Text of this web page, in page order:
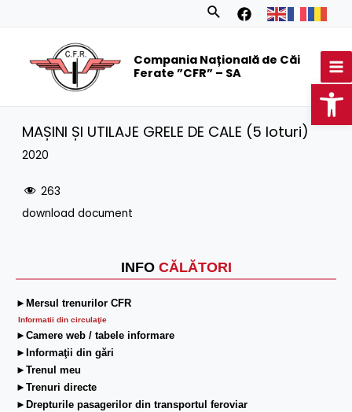
Search
Compania Națională de Căi
Ferate ”CFR” – SA
INFO CĂLĂTORI
►Mersul trenurilor CFR
Informatii din circulaţie
►Camere web / tabele informare
►Informaţii din gări
►Trenul meu
►Trenuri directe
►Drepturile pasagerilor din transportul feroviar
MAȘINI ȘI UTILAJE GRELE DE CALE (5 loturi)
2020
263
download document